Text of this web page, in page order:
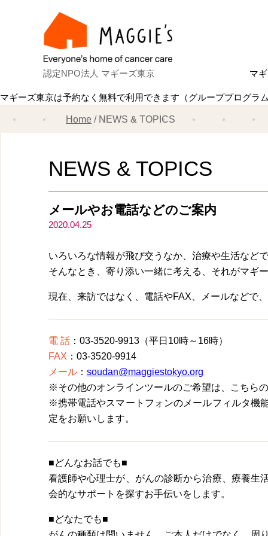
認定NPO法人 マギーズ東京 マ
マ
建
ス
共
理
ス
マ
マギーズ東京は予約なく無料で利用できます（グループプログラ
Home NEWS & TOPICS
NEWS & TOPICS
メールやお電話などのご案内
2020.04.25
いろいろな情報が飛び交うなか、治療や生活など
そんなとき、寄り添い一緒に考える、それがマギ
現在、来訪ではなく、電話やFAX、メールなどで
電 話：03-3520-9913（平日10時～16時）
FAX ：03-3520-9914
メール： soudan@maggiestokyo.org
※その他のオンラインツールのご希望は、こちら
※携帯電話やスマートフォンのメールフィルタ機
定をお願いします。
■どんなお話でも■
看護師や心理士が、がんの診断から治療、療養生
会的なサポートを探すお手伝いをします。
■どなたでも■